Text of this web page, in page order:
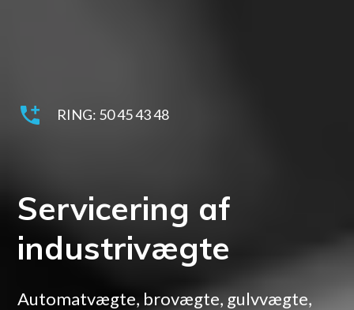
RING: 50 45 43 48
Servicering af
industrivægte
Automatvægte, brovægte, gulvvægte,